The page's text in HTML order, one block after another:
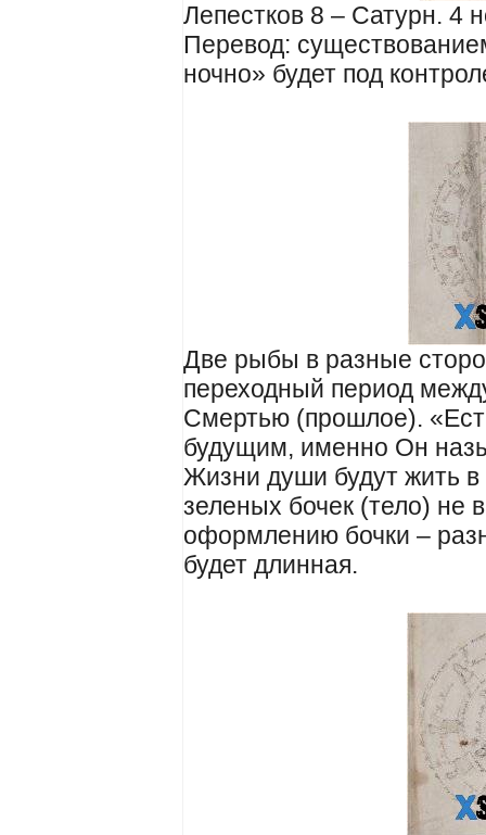
Лепестков 8 – Сатурн. 4
Перевод:
ночно» будет под
Две рыбы в разные
переходный период
Смертью (прошлое).
будущим, именно Он
Жизни души будут жить
зеленых бочек (тело) не
оформлению бочки –
будет длинная.